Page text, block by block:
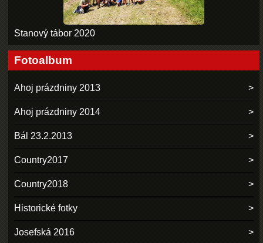
Stanový tábor 2020
Fotoalbum
Ahoj prázdniny 2013
Ahoj prázdniny 2014
Bál 23.2.2013
Country2017
Country2018
Historické fotky
Josefská 2016